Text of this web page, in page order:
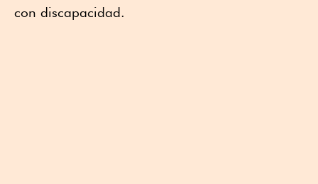
con discapacidad.